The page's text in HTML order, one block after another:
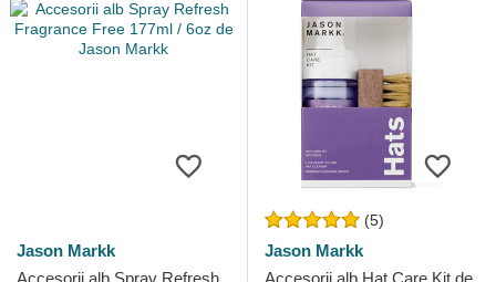
Jason Markk
(5)
Jason Markk